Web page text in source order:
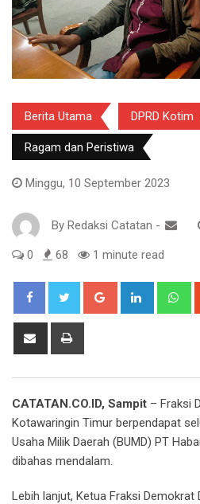
Berita Utama DPRD Kotim
Ragam dan Peristiwa
Minggu, 10 September 2023
By Redaksi Catatan -
0 68 1 minute read
Google+ LinkedIn
Share
CATATAN.CO.ID, Sampit – Fraksi
Kotawaringin Timur berpendapat
Usaha Milik Daerah (BUMD) PT
dibahas mendalam.
Lebih lanjut, Ketua Fraksi Demokrat